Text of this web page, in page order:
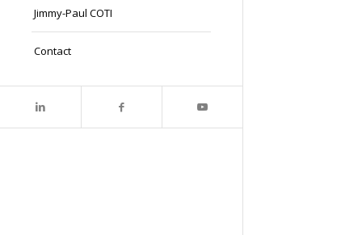
Jimmy-Paul COTI
Contact